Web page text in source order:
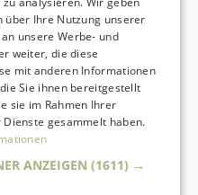
Da sind Kinder mit Begeisterung
dabei.
Väter
über Ihre Nutzung unserer
unsere Werbe- und
weiter, die diese
mit anderen Informationen
Sie ihnen bereitgestellt
sie im Rahmen Ihrer
gesammelt haben.
ANZEIGEN (1611) →